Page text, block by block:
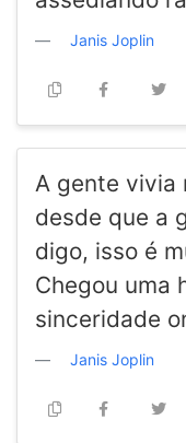
Janis Joplin
A gente vivia
desde que a
digo, isso é
Chegou uma
sinceridade
Janis Joplin